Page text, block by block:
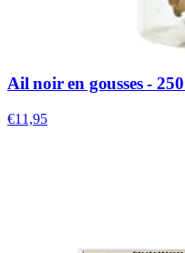
Ail noir en gousses -
€11,95